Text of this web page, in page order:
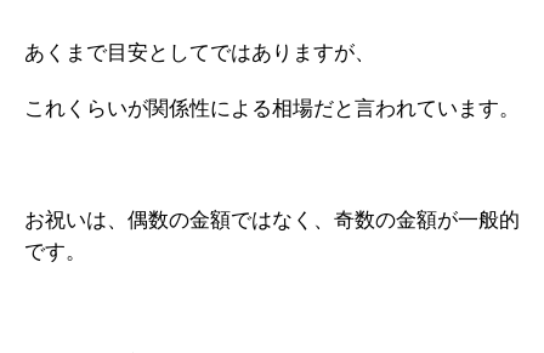
あくまで目安としてではありますが、
これくらいが関係性による相場だと言われています。
お祝いは、偶数の金額ではなく、奇数の金額が一般的
です。